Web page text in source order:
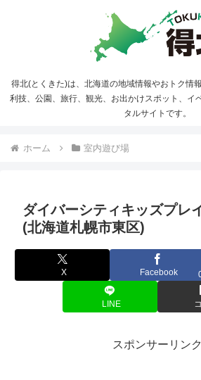
得北(とくきた)は、北海道の地域情報やおトク情
利技、公園、旅行、観光、お出かけスポット、イ
タルサイトです。
ホーム 室内遊び場
ダイバーシティキッズプレ
(北海道札幌市東区)
X Facebook
LINE
スポンサーリンク